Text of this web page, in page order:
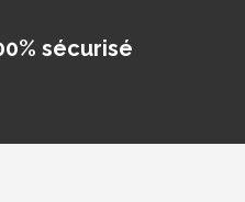
sécurisé